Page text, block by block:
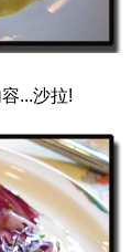
...沙拉!